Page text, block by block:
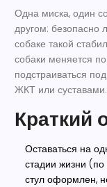
Одна миска, один
другом: безопасно
собаке такой
собаки меняется
подстраиваться
ЖКТ или
Краткий
Оставаться на
стадии жизни (по
стул оформлен,